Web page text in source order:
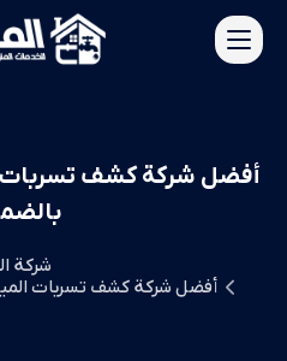
أفضل شركة كشف
شركة
أفضل شركة كشف تسربات